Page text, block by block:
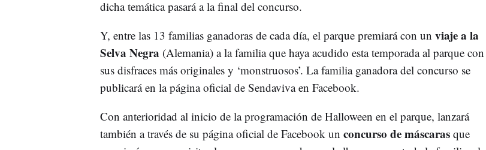
dicha temática pasará a la final del concurso.
Y, entre las 13 familias ganadoras de cada día, el parque premiará con un viaje a la
Selva Negra (Alemania) a la familia que haya acudido esta temporada al parque con
sus disfraces más originales y ‘monstruosos’. La familia ganadora del concurso se
publicará en la página oficial de Sendaviva en Facebook.
Con anterioridad al inicio de la programación de Halloween en el parque, lanzará
también a través de su página oficial de Facebook un concurso de máscarasque